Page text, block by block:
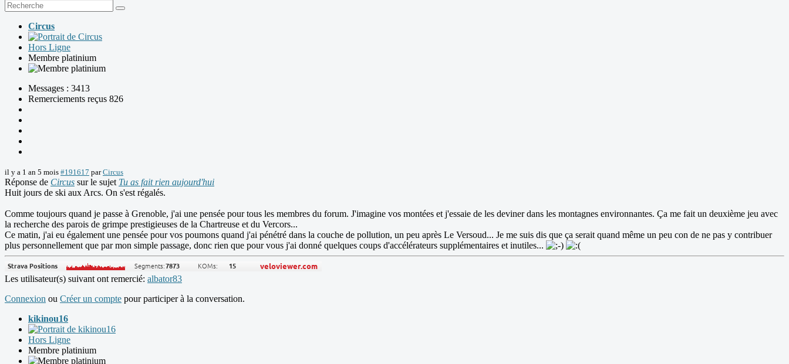
Circus
Hors Ligne
Membre platinium
Messages : 3413
Remerciements reçus 826
il y a 1 an 5 mois #191617 parCircus
Réponse de Circus sur le sujet Tu as fait rien aujourd'hui
Huit jours de ski aux Arcs. On s'est régalés.
Comme toujours quand je passe à Grenoble, j'ai une pensée pour tous les membres du forum. J'imagine vos montées et j'essaie de les deviner dans les montagnes environnantes. Ça me fait un deuxième jeu avec
la recherche des parois de grimpe prestigieuses de la Chartreuse et du Vercors...
Ce matin, j'ai eu également une pensée pour vos poumons quand j'ai pénétré dans la couche de pollution, un peu après Le Versoud... Je me suis dis que ça serait quand même un peu con de ne pas y contribuer
plus personnellement que par mon simple passage, donc rien que pour vous j'ai donné quelques coups d'accélérateurs supplémentaires et inutiles...
Les utilisateur(s) suivant ont remercié: albator83
Connexion ou Créer un compte pour participer à la conversation.
kikinou16
Hors Ligne
Membre platinium